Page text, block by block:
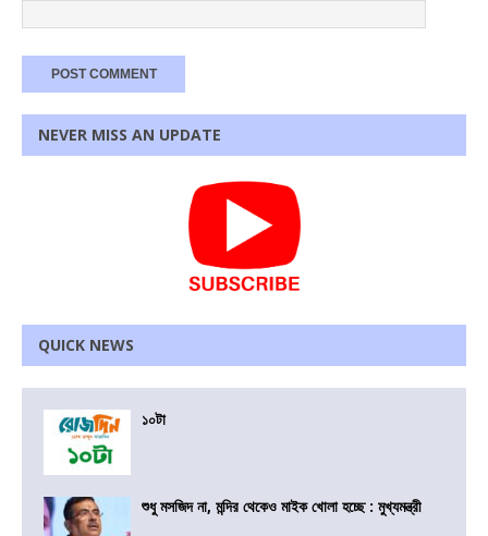
NEVER MISS AN UPDATE
QUICK NEWS
১০টা
শুধু মসজিদ না, মন্দির থেকেও মাইক খোলা হচ্ছে : মুখ্যমন্ত্রী